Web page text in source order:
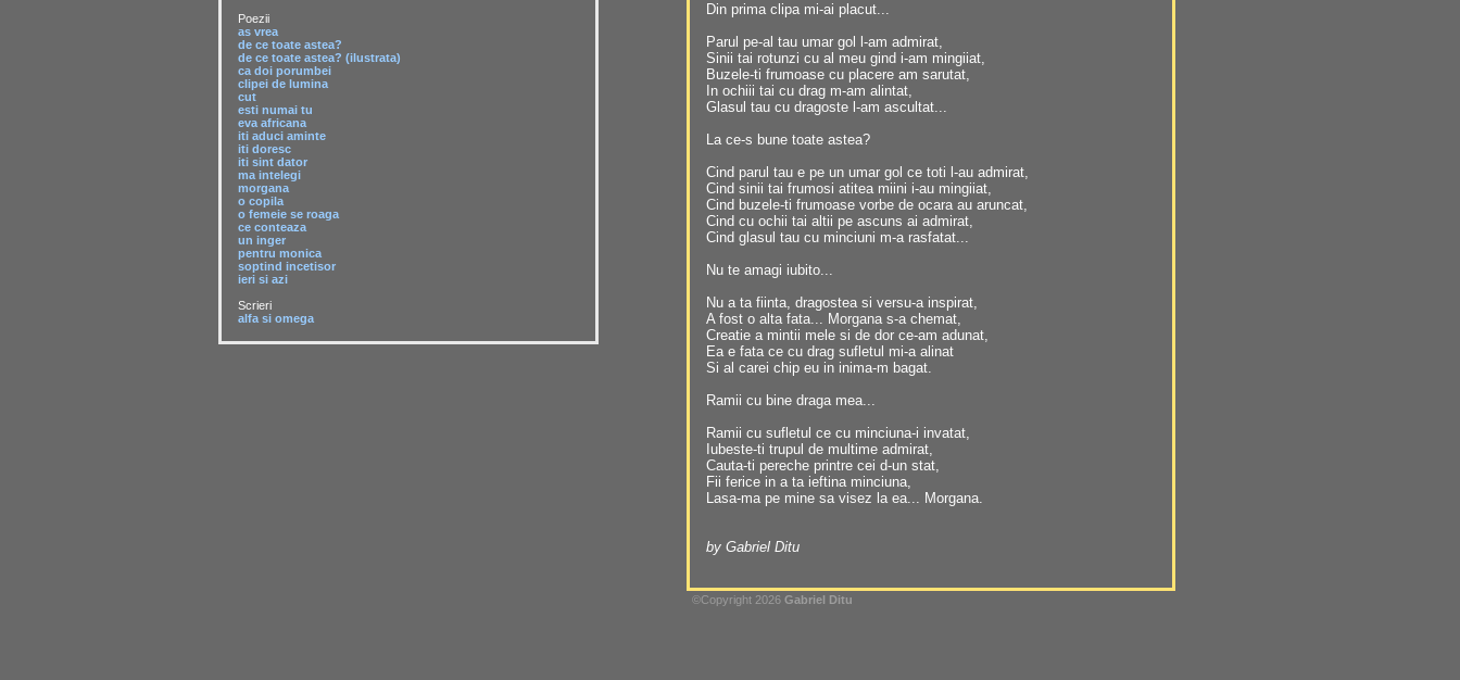
Poezii
as vrea
de ce toate astea?
de ce toate astea? (ilustrata)
ca doi porumbei
clipei de lumina
cut
esti numai tu
eva africana
iti aduci aminte
iti doresc
iti sint dator
ma intelegi
morgana
o copila
o femeie se roaga
ce conteaza
un inger
pentru monica
soptind incetisor
ieri si azi
Scrieri
alfa si omega
Din prima clipa mi-ai placut...
Parul pe-al tau umar gol l-am admirat,
Sinii tai rotunzi cu al meu gind i-am mingiiat,
Buzele-ti frumoase cu placere am sarutat,
In ochiii tai cu drag m-am alintat,
Glasul tau cu dragoste l-am ascultat...
La ce-s bune toate astea?
Cind parul tau e pe un umar gol ce toti l-au admirat,
Cind sinii tai frumosi atitea miini i-au mingiiat,
Cind buzele-ti frumoase vorbe de ocara au aruncat,
Cind cu ochii tai altii pe ascuns ai admirat,
Cind glasul tau cu minciuni m-a rasfatat...
Nu te amagi iubito...
Nu a ta fiinta, dragostea si versu-a inspirat,
A fost o alta fata... Morgana s-a chemat,
Creatie a mintii mele si de dor ce-am adunat,
Ea e fata ce cu drag sufletul mi-a alinat
Si al carei chip eu in inima-m bagat.
Ramii cu bine draga mea...
Ramii cu sufletul ce cu minciuna-i invatat,
Iubeste-ti trupul de multime admirat,
Cauta-ti pereche printre cei d-un stat,
Fii ferice in a ta ieftina minciuna,
Lasa-ma pe mine sa visez la ea... Morgana.
by Gabriel Ditu
©Copyright 2026 Gabriel Ditu